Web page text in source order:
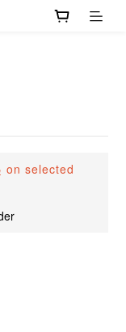
on selected